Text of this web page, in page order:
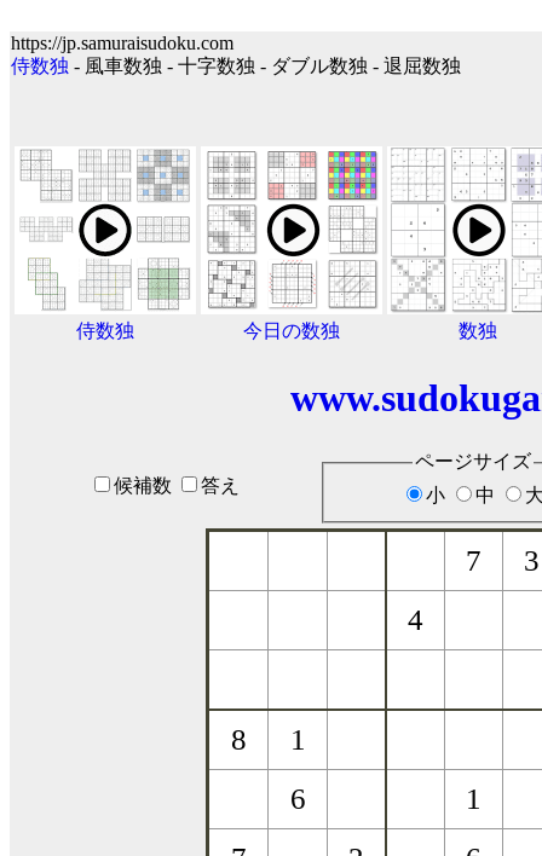
https://jp.samuraisudoku.com
侍数独 - 風車数独 - 十字数独 - ダブル数独 - 退屈数独
侍数独 今日の数独 数独
候補数 答え
ページサイズ
小
中